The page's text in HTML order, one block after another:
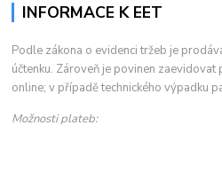
INFORMACE K EET
Podle zákona o evidenci tržeb je
účtenku. Zároveň je povinen
online; v případě technického výpadku
Možnosti plateb: